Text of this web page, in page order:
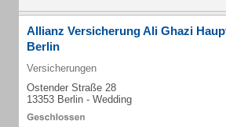
Allianz Versicherung Ali Ghazi
Berlin
Versicherungen
Ostender Straße 28
13353 Berlin - Wedding